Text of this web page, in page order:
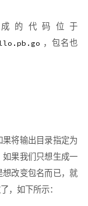
的代码位于
，包名也
将输出目录指定为
果我们只想生成一
想改变包名而已，就
，如下所示：